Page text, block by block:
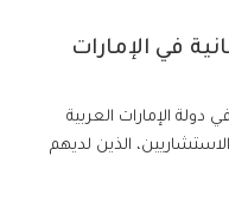
في الإمارات
الإمارات العربية
الذين لديهم